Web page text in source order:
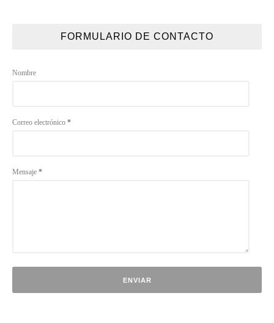
FORMULARIO DE CONTACTO
Nombre
Correo electrónico *
Mensaje *